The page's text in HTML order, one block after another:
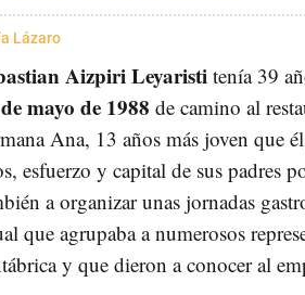
Lázaro
Aizpiri Leyaristi tenía 39
mayo de 1988 de camino al
Ana, 13 años más joven que
esfuerzo y capital de sus padres
a organizar unas jornadas
que agrupaba a numerosos
y que dieron a conocer al